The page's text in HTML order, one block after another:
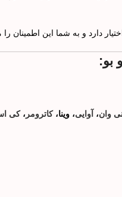
دارد و به شما این اطمینان
بو:
وان، آوایی، وینا،کاترومر ، کی